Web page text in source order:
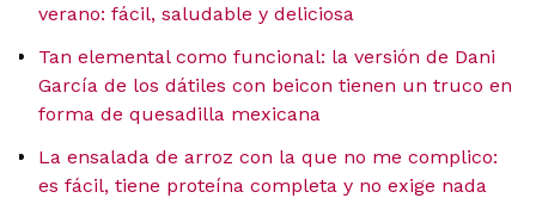
verano: fácil, saludable y deliciosa
Tan elemental como funcional: la versión de Dani
García de los dátiles con beicon tienen un truco en
forma de quesadilla mexicana
La ensalada de arroz con la que no me complico:
es fácil, tiene proteína completa y no exige nada